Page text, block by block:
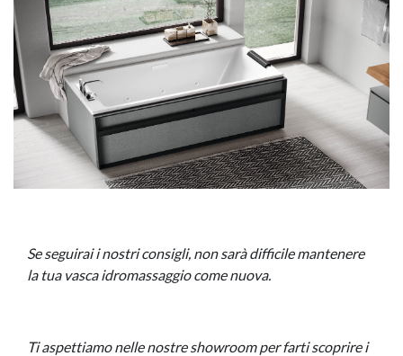
Se seguirai i nostri consigli, non sarà difficile mantenere
la tua vasca idromassaggio come nuova.
Ti aspettiamo nelle nostre showroom per farti scoprire i